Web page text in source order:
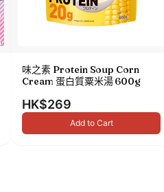
味之素 Protein Soup Corn
Cream 蛋白質粟米湯 600g
HK$269
Add to Cart